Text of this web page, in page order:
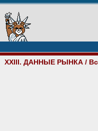
XXIII. ДАННЫЕ РЫНКА /